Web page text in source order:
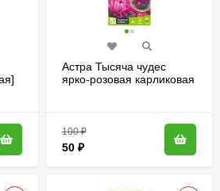
Астра Тысяча чудес
ярко-розовая карликовая
100₽
50 ₽